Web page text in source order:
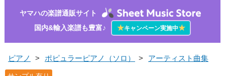
ヤマハの楽譜通販サイト
国内&輸入楽譜も豊富♪
★キャンペーン実施中★
ピアノ > ポピュラーピアノ（ソロ） > アーティスト曲集